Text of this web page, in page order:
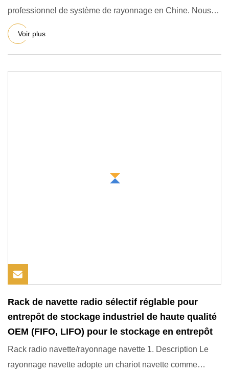
professionnel de système de rayonnage en Chine. Nous
nous sommes sp
Voir plus
Rack de navette radio sélectif réglable pour
entrepôt de stockage industriel de haute qualité
OEM (FIFO, LIFO) pour le stockage en entrepôt
Rack radio navette/rayonnage navette 1. Description Le
rayonnage navette adopte un chariot navette comme